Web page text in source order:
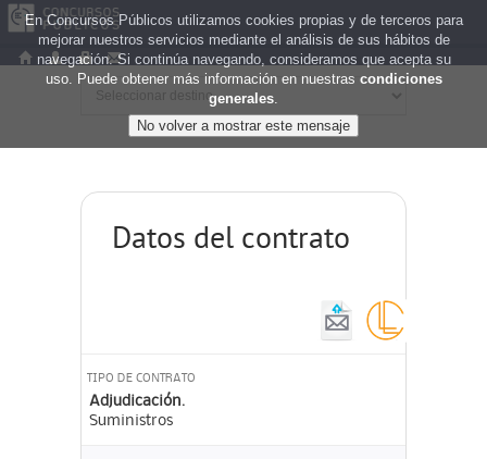
Datos del contrato
TIPO DE CONTRATO
Adjudicación.
Suministros
En Concursos Públicos utilizamos cookies propias y de terceros para
mejorar nuestros servicios mediante el análisis de sus hábitos de
navegación. Si continúa navegando, consideramos que acepta su
uso. Puede obtener más información en nuestras condiciones
generales.